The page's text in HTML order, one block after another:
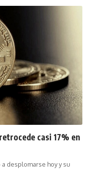
casi 17% en
a desplomarse hoy y su